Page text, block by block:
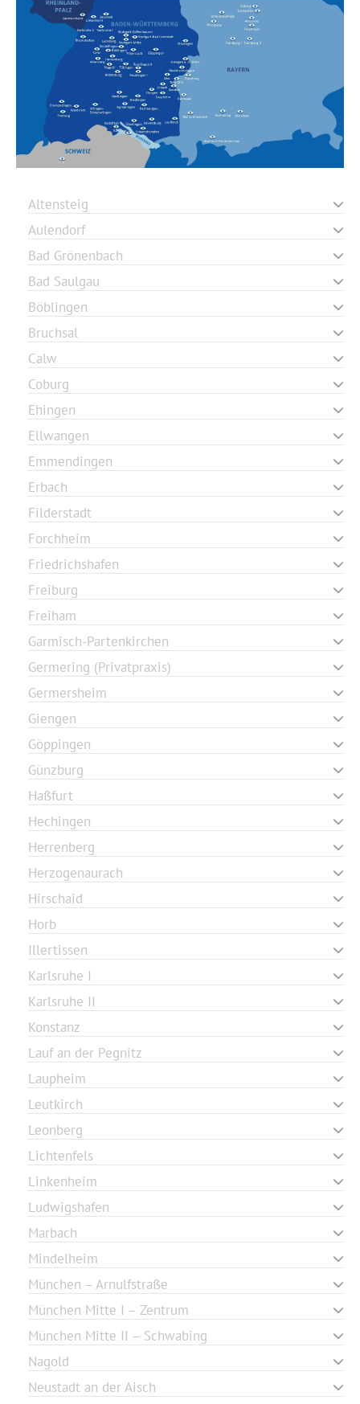
Altensteig
Aulendorf
Bad Grönenbach
Bad Saulgau
Böblingen
Bruchsal
Calw
Coburg
Ehingen
Ellwangen
Emmendingen
Erbach
Filderstadt
Forchheim
Friedrichshafen
Freiburg
Freiham
Garmisch-Partenkirchen
Germering (Privatpraxis)
Germersheim
Giengen
Göppingen
Günzburg
Haßfurt
Hechingen
Herrenberg
Herzogenaurach
Hirschaid
Horb
Illertissen
Karlsruhe I
Karlsruhe II
Konstanz
Lauf an der Pegnitz
Laupheim
Leutkirch
Leonberg
Lichtenfels
Linkenheim
Ludwigshafen
Marbach
Mindelheim
München – Arnulfstraße
München Mitte I – Zentrum
München Mitte II – Schwabing
Nagold
Neustadt an der Aisch